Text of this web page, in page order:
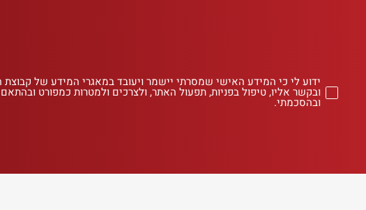
ידוע לי כי המידע האישי שמסרתי יישמר ויעובד במאגרי המידע של
ובקשר אליו, טיפול בפניות, תפעול האתר, ולצרכים ולמטרות כמפורט
ובהסכמתי.